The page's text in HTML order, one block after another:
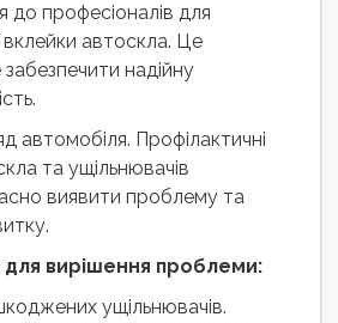
до професіоналів для
автоскла. Це
надійну
автомобіля. Профілактичні
та ущільнювачів
виявити проблему та
для вирішення проблеми:
ущільнювачів.